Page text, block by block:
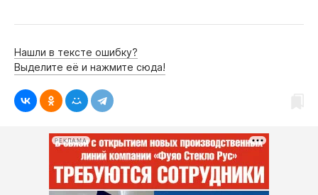
Нашли в тексте ошибку?
Выделите её и нажмите сюда!
РЕКЛАМА